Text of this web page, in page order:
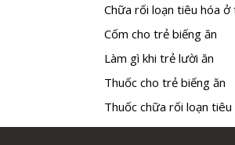
Chữa rối loạn tiêu hóa ở
Cốm cho trẻ biếng ăn
Làm gì khi trẻ lười ăn
Thuốc cho trẻ biếng ăn
Thuốc chữa rối loạn tiêu